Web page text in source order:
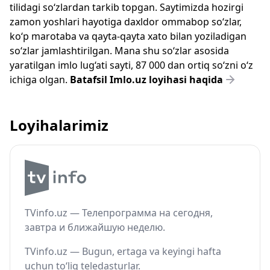
tilidagi so‘zlardan tarkib topgan. Saytimizda hozirgi
zamon yoshlari hayotiga daxldor ommabop so‘zlar,
ko‘p marotaba va qayta-qayta xato bilan yoziladigan
so‘zlar jamlashtirilgan. Mana shu so‘zlar asosida
yaratilgan imlo lug‘ati sayti, 87 000 dan ortiq so‘zni o‘z
ichiga olgan. Batafsil Imlo.uz loyihasi haqida
Loyihalarimiz
TVinfo.uz — Телепрограмма на сегодня,
завтра и ближайшую неделю.
TVinfo.uz — Bugun, ertaga va keyingi hafta
uchun to‘liq teledasturlar.